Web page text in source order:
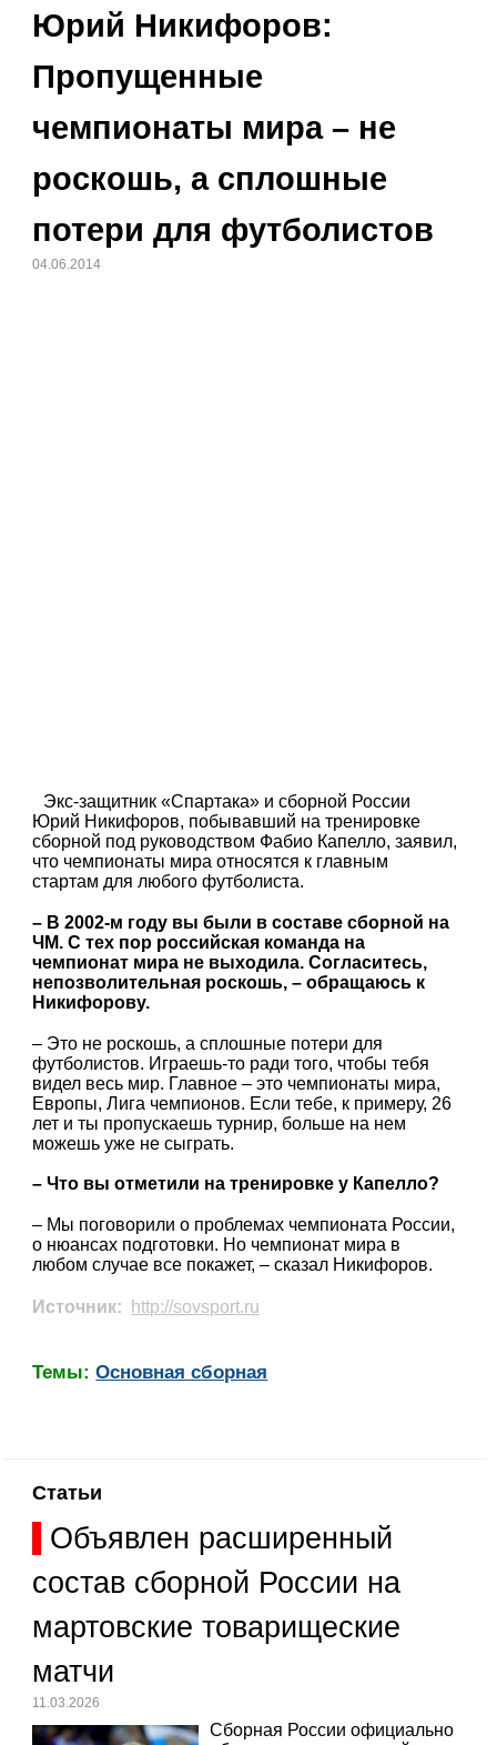
Юрий Никифоров:
Пропущенные
чемпионаты мира – не
роскошь, а сплошные
потери для футболистов
04.06.2014
Экс-защитник «Спартака» и сборной России
Юрий Никифоров, побывавший на тренировке
сборной под руководством Фабио Капелло, заявил,
что чемпионаты мира относятся к главным
стартам для любого футболиста.
– В 2002-м году вы были в составе сборной на
ЧМ. С тех пор российская команда на
чемпионат мира не выходила. Согласитесь,
непозволительная роскошь, – обращаюсь к
Никифорову.
– Это не роскошь, а сплошные потери для
футболистов. Играешь-то ради того, чтобы тебя
видел весь мир. Главное – это чемпионаты мира,
Европы, Лига чемпионов. Если тебе, к примеру, 26
лет и ты пропускаешь турнир, больше на нем
можешь уже не сыграть.
– Что вы отметили на тренировке у Капелло?
– Мы поговорили о проблемах чемпионата России,
о нюансах подготовки. Но чемпионат мира в
любом случае все покажет, – сказал Никифоров.
Источник: http://sovsport.ru
Темы:Основная сборная
Статьи
Объявлен расширенный
состав сборной России на
мартовские товарищеские
матчи
11.03.2026
Сборная России официально